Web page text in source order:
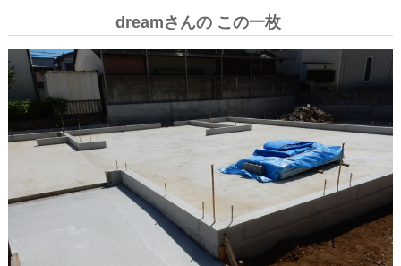
dreamさんの この一枚